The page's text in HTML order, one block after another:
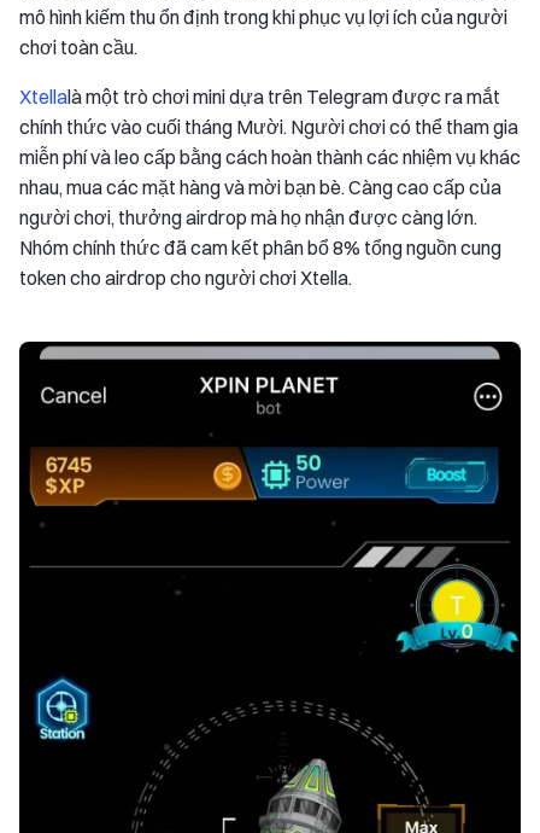
mô hình kiếm thu ổn định trong khi phục vụ lợi ích của người
chơi toàn cầu.
Xtellalà một trò chơi mini dựa trên Telegram được ra mắt
chính thức vào cuối tháng Mười. Người chơi có thể tham gia
miễn phí và leo cấp bằng cách hoàn thành các nhiệm vụ khác
nhau, mua các mặt hàng và mời bạn bè. Càng cao cấp của
người chơi, thưởng airdrop mà họ nhận được càng lớn.
Nhóm chính thức đã cam kết phân bổ 8% tổng nguồn cung
token cho airdrop cho người chơi Xtella.